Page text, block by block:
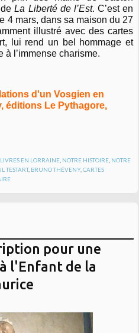
deLa Liberté de l’Est. C’est en
4 mars, dans sa maison du 27
illustré avec des cartes
lui rend un bel hommage et
à l’immense charisme.
d'un Vosgien en
éditions Le Pythagore,
LIVRES EN LORRAINE, NOTRE HISTOIRE, NOTRE
TESTART, BRUNO THÉVENY,CARTES
pour une
l'Enfant de la